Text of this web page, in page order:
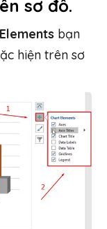
sơ đồ.
bạn
hiện trên sơ